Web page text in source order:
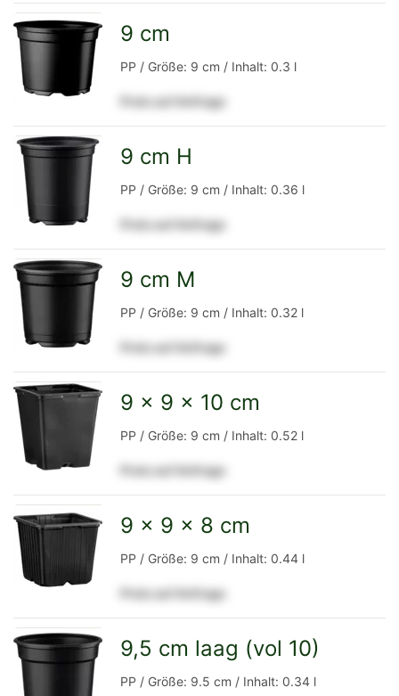
Detailseite
Detailseite
9 cm
PP / Größe: 9 cm / Inhalt: 0.3 l
Preis auf Anfrage
Detailseite
9 cm H
PP / Größe: 9 cm / Inhalt: 0.36 l
Preis auf Anfrage
Detailseite
9 cm M
PP / Größe: 9 cm / Inhalt: 0.32 l
Preis auf Anfrage
Detailseite
9 x 9 x 10 cm
PP / Größe: 9 cm / Inhalt: 0.52 l
Preis auf Anfrage
Detailseite
9 x 9 x 8 cm
PP / Größe: 9 cm / Inhalt: 0.44 l
Preis auf Anfrage
9,5 cm laag (vol 10)
PP / Größe: 9.5 cm / Inhalt: 0.34 l